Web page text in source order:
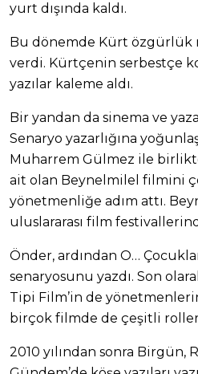
yurt dışında kaldı.
Bu dönemde Kürt özgürlük
verdi. Kürtçenin serbestçe
yazılar kaleme aldı.
Bir yandan da sinema ve
Senaryo yazarlığına
Muharrem Gülmez ile
ait olan Beynelmilel filmini
yönetmenliğe adım attı.
uluslararası film
Önder, ardından O…
senaryosunu yazdı. Son
Tipi Film’in de
birçok filmde de çeşitli
2010 yılından sonra Birgün,